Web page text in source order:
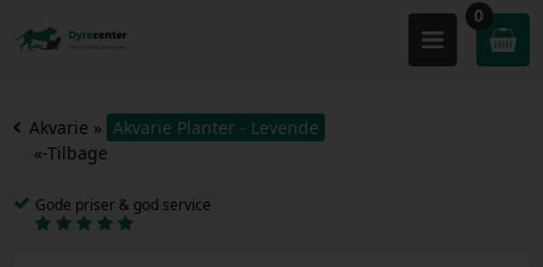
0
Akvarie » Akvarie Planter - Levende
«-Tilbage
Gode priser & god service